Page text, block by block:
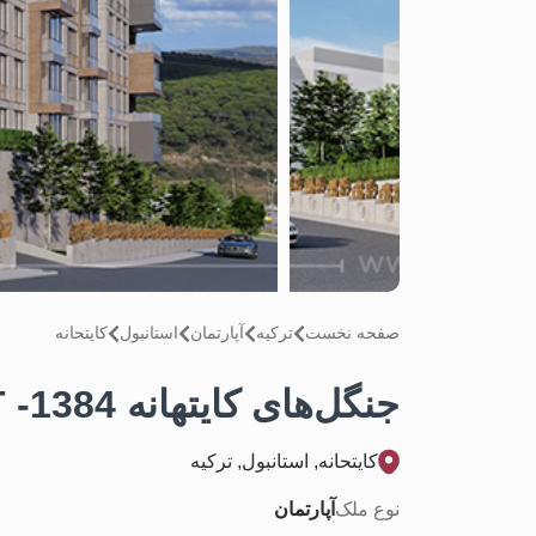
صفحه نخست تركيه آپارتمان استانبول کایتحانه
جنگل‌های کایتهانه 1384- IMT
کایتحانه, استانبول, تركيه
نوع ملک آپارتمان